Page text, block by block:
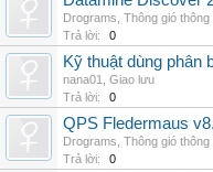
Drograms Thông gió
Trả lời:
0
Kỹ thuật dùng phân
nana01
Giao lưu
Trả lời:
0
QPS Fledermaus
Drograms Thông gió
Trả lời:
0